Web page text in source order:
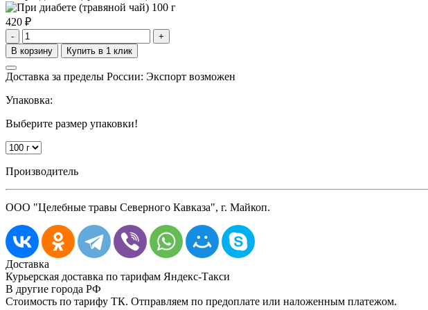
420 ₽
- +
Доставка за пределы России: Экспорт возможен
Упаковка:
Выберите размер упаковки!
Производитель
ООО "Целебные травы Северного Кавказа", г. Майкоп.
Доставка
Курьерская доставка по тарифам Яндекс-Такси
В другие города РФ
Стоимость по тарифу ТК. Отправляем по предоплате или наложенным платежом.